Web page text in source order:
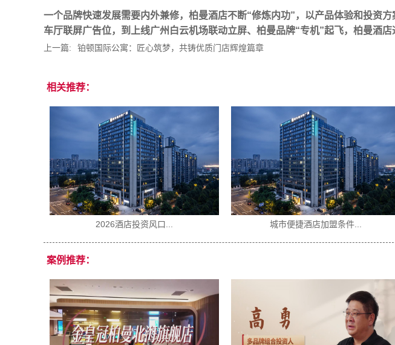
一个品牌快速发展需要内外兼修，柏曼酒店不断“修炼内功”，以产品体验和投资
车厅联屏广告位，到上线广州白云机场联动立屏、柏曼品牌“专机”起飞，柏曼酒
上一篇: 铂顿国际公寓：匠心筑梦，共铸优质门店辉煌篇章
相关推荐：
2026年开一家酒店... 物业选址怎么判断适不...
案例推荐：